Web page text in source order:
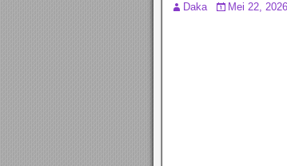
Daka Mei 22, 2026